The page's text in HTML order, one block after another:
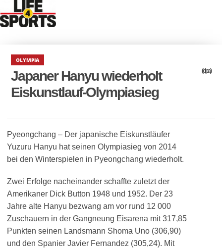
OLYMPIA
Japaner Hanyu wiederholt
Eiskunstlauf-Olympiasieg
(dpa)
Pyeongchang – Der japanische Eiskunstläufer
Yuzuru Hanyu hat seinen Olympiasieg von 2014
bei den Winterspielen in Pyeongchang wiederholt.
Zwei Erfolge nacheinander schaffte zuletzt der
Amerikaner Dick Button 1948 und 1952. Der 23
Jahre alte Hanyu bezwang am vor rund 12 000
Zuschauern in der Gangneung Eisarena mit 317,85
Punkten seinen Landsmann Shoma Uno (306,90)
und den Spanier Javier Fernandez (305,24). Mit